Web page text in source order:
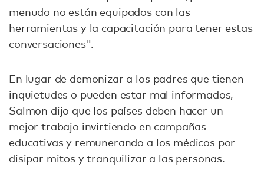
menudo no están equipados con las
herramientas y la capacitación para tener estas
conversaciones".
En lugar de demonizar a los padres que tienen
inquietudes o pueden estar mal informados,
Salmon dijo que los países deben hacer un
mejor trabajo invirtiendo en campañas
educativas y remunerando a los médicos por
disipar mitos y tranquilizar a las personas.